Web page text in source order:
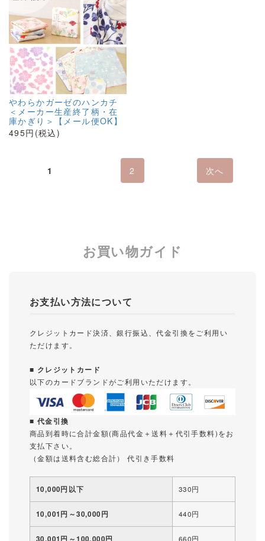
やわらかガーゼのハンカチ
＜メーカー生産終了柄・在
庫かぎり＞【メール便OK】
495円(税込)
1 2 次へ
お買い物ガイド
お支払い方法について
クレジットカード決済、銀行振込、代金引換をご利用い
ただけます。
■ クレジットカード
以下のカードブランドがご利用いただけます。
■ 代金引換
商品到着時に合計金額(商品代金＋送料＋代引手数料)をお
支払下さい。
（金額は送料含む総合計） 代引き手数料
10,000円以下 330円
10,001円～30,000円 440円
30,001円～100,000円 660円